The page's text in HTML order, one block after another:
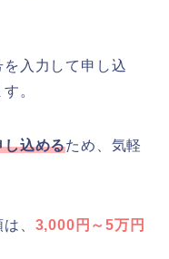
入力して申し込
。
し込めるため、気軽
、 3,000円～5万円